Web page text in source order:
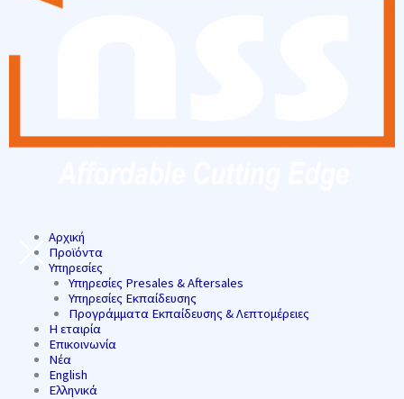
Αρχική
Προϊόντα
Υπηρεσίες
Υπηρεσίες Presales & Aftersales
Υπηρεσίες Εκπαίδευσης
Προγράμματα Εκπαίδευσης & Λεπτομέρειες
Η εταιρία
Επικοινωνία
Νέα
English
Ελληνικά